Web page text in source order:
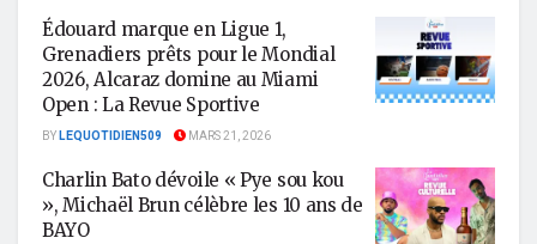
Édouard marque en Ligue 1,
Grenadiers prêts pour le Mondial
2026, Alcaraz domine au Miami
Open : La Revue Sportive
BYLEQUOTIDIEN509 MARS 21, 2026
Charlin Bato dévoile « Pye sou kou
», Michaël Brun célèbre les 10 ans de
BAYO